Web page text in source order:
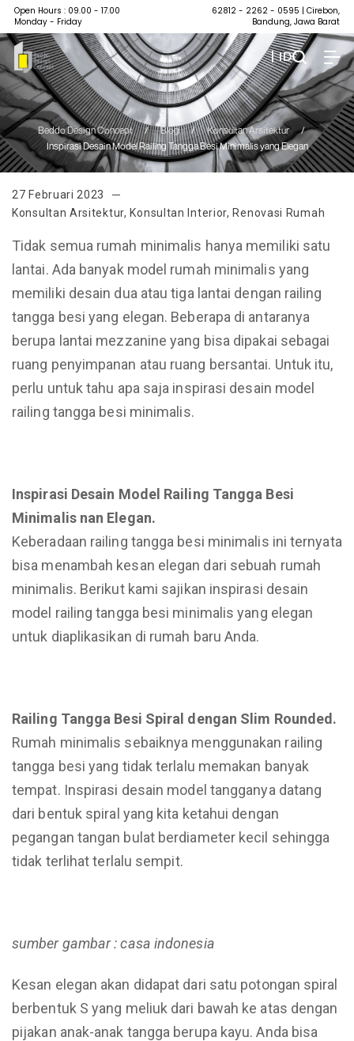
Open Hours : 09.00 - 17.00
Monday - Friday
62812 - 2262 - 0595 | Cirebon,
Bandung, Jawa Barat
| ID
Beddo Design Concept / Blog / Konsultan Arsitektur
/
Inspirasi Desain Model Railing Tangga Besi Minimalis yang Elegan
27 Februari 2023
Konsultan Arsitektur, Konsultan Interior, Renovasi Rumah
Tidak semua rumah minimalis hanya memiliki satu
lantai. Ada banyak model rumah minimalis yang
memiliki desain dua atau tiga lantai dengan railing
tangga besi yang elegan. Beberapa di antaranya
berupa lantai mezzanine yang bisa dipakai sebagai
ruang penyimpanan atau ruang bersantai. Untuk itu,
perlu untuk tahu apa saja inspirasi desain model
railing tangga besi minimalis.
Inspirasi Desain Model Railing Tangga Besi
Minimalis nan Elegan.
Keberadaan railing tangga besi minimalis ini ternyata
bisa menambah kesan elegan dari sebuah rumah
minimalis. Berikut kami sajikan inspirasi desain
model railing tangga besi minimalis yang elegan
untuk diaplikasikan di rumah baru Anda.
Railing Tangga Besi Spiral dengan Slim Rounded.
Rumah minimalis sebaiknya menggunakan railing
tangga besi yang tidak terlalu memakan banyak
tempat. Inspirasi desain model tangganya datang
dari bentuk spiral yang kita ketahui dengan
pegangan tangan bulat berdiameter kecil sehingga
tidak terlihat terlalu sempit.
sumber gambar : casa indonesia
Kesan elegan akan didapat dari satu potongan spiral
berbentuk S yang meliuk dari bawah ke atas dengan
pijakan anak-anak tangga berupa kayu. Anda bisa